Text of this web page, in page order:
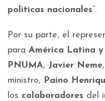
políticas nacionales”.
Por su parte, el
para América Latina
PNUMA, Javier Neme
ministro, Paíno
los colaboradores del